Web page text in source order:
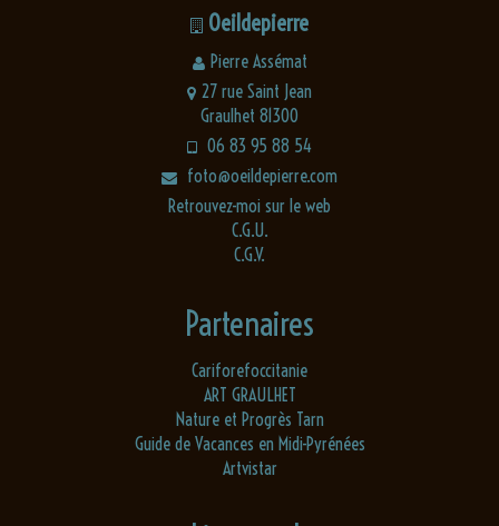
Oeildepierre
Pierre Assémat
27 rue Saint Jean
Graulhet 81300
06 83 95 88 54
foto@oeildepierre.com
Retrouvez-moi sur le web
C.G.U.
C.G.V.
Partenaires
Cariforefoccitanie
ART GRAULHET
Nature et Progrès Tarn
Guide de Vacances en Midi-Pyrénées
Artvistar